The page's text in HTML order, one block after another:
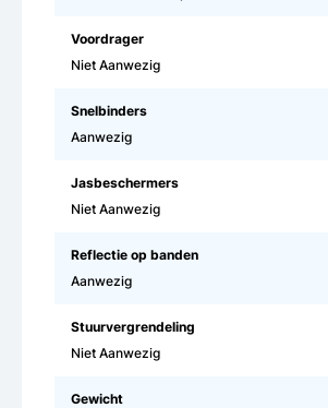
Voordrager
Niet Aanwezig
Snelbinders
Aanwezig
Jasbeschermers
Niet Aanwezig
Reflectie op banden
Aanwezig
Stuurvergrendeling
Niet Aanwezig
Gewicht